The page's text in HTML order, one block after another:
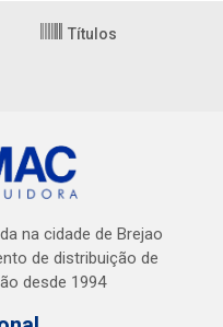
Títulos
na cidade de Brejao
de distribuição de
desde 1994